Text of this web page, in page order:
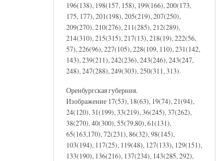
196(138), 198(157, 158), 199(166), 200(173,
175, 177), 201(198), 205(219), 207(250),
209(270), 210(276), 211(285), 212(289),
214(310), 215(315), 217(13), 218(19), 222(56,
57), 226(96), 227(105), 228(109, 110), 231(142,
143), 239(211), 242(236), 243(246), 243(247,
248), 247(288), 249(303), 250(311, 313).
Оренбургская губерния.
Изображение 17(53), 18(63), 19(74), 21(94),
24(120), 31(199), 33(219), 36(245), 37(262),
38(270), 40(300), 55(79,80), 61(131),
65(163,170), 72(231), 86(32), 98(145),
103(194), 117(25), 119(48), 127(133), 129(151),
133(190), 136(216), 137(234), 143(285, 292),